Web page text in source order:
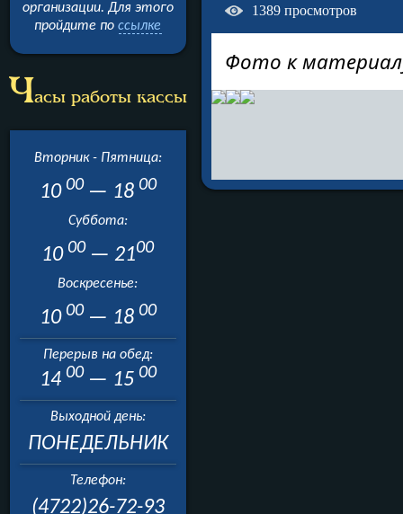
организации. Для этого
пройдите поссылке
Часы работы кассы
Вторник - Пятница:
10 00 — 18 00
Суббота:
10 00 — 2100
Воскресенье:
10 00 — 18 00
Перерыв на обед:
14 00 — 15 00
Выходной день:
ПОНЕДЕЛЬНИК
Телефон:
(4722)26-72-93
1389 просмотров
Фото к